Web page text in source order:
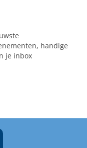
handige
je inbox